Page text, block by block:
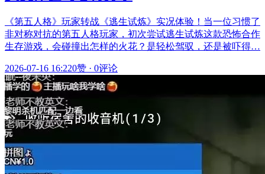
《第五人格》玩家转战《逃生试炼》实况体验！当一位习惯了
非对称对抗的第五人格玩家，初次尝试逃生试炼这款恐怖合作
生存游戏，会碰撞出怎样的火花？是轻松驾驭，还是被吓得…
2026-07-16 16:220赞 · 0评论